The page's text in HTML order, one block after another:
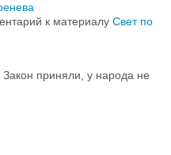
к материалу Свет по
приняли, у народа не